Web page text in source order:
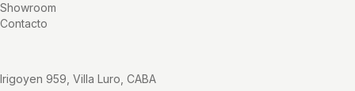
Showroom
Contacto
Irigoyen 959, Villa Luro, CABA